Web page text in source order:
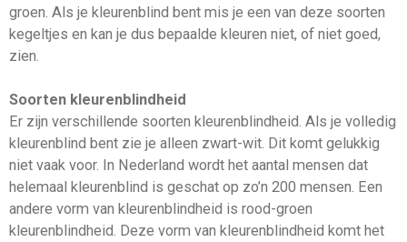
groen. Als je kleurenblind bent mis je een van deze soorten
kegeltjes en kan je dus bepaalde kleuren niet, of niet goed,
zien.
Soorten kleurenblindheid
Er zijn verschillende soorten kleurenblindheid. Als je volledig
kleurenblind bent zie je alleen zwart-wit. Dit komt gelukkig
niet vaak voor. In Nederland wordt het aantal mensen dat
helemaal kleurenblind is geschat op zo’n 200 mensen. Een
andere vorm van kleurenblindheid is rood-groen
kleurenblindheid. Deze vorm van kleurenblindheid komt het